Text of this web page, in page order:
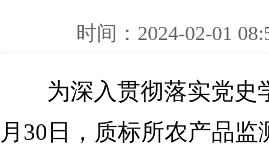
时间：2024-02-01
为深入贯彻落实党史学
月30日，质标所农产品